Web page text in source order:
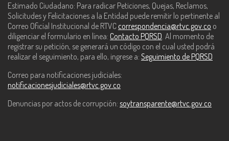
Estimado Ciudadano: Para radicar Peticiones, Quejas, Reclamos,
Solicitudes y Felicitaciones a la Entidad puede remitir lo pertinente al
Correo Oficial Institucional de RTVC correspondencia@rtvc.gov.co o
diligenciar el formulario en línea: Contacto PQRSD. Al momento de
registrar su petición, se generará un código con el cual usted podrá
realizar el seguimiento, para ello, ingrese a: Seguimiento de PQRSD
Correo para notificaciones judiciales:
notificacionesjudiciales@rtvc.gov.co
Denuncias por actos de corrupción: soytransparente@rtvc.gov.co